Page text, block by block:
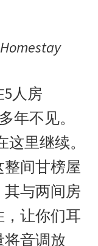
人房
年不见。
里继续。
整间甘榜屋
与两间房
让你们耳
音调放